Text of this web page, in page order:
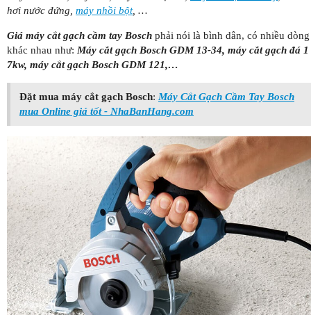
hơi nước đứng, máy nhồi bột, …
Giá máy cắt gạch cầm tay Bosch phải nói là bình dân, có nhiều dòng
khác nhau như: Máy cắt gạch Bosch GDM 13-34, máy cắt gạch đá 1
7kw, máy cắt gạch Bosch GDM 121,…
Đặt mua máy cắt gạch Bosch: Máy Cắt Gạch Cầm Tay Bosch
mua Online giá tốt - NhaBanHang.com